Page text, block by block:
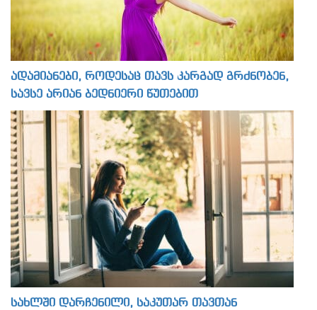
ადამიანები, როდესაც თავს კარგად გრძნობენ,
სავსე არიან ბედნიერი წუთებით
სახლში დარჩენილი, საკუთარ თავთან